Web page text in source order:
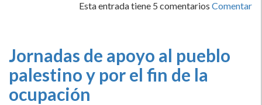
Esta entrada tiene 5 comentarios Comentar
Jornadas de apoyo al pueblo
palestino y por el fin de la
ocupación